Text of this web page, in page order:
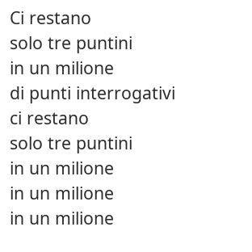
Ci restano
solo tre puntini
in un milione
di punti interrogativi
ci restano
solo tre puntini
in un milione
in un milione
in un milione